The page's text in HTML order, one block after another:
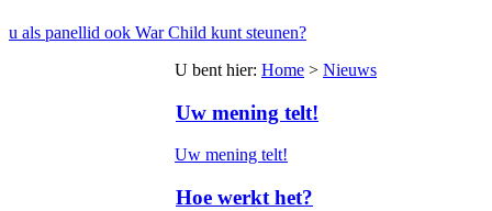
u als panellid ook War Child kunt steunen?
U bent hier: Home > Nieuws
Uw mening telt!
Uw mening telt!
Hoe werkt het?